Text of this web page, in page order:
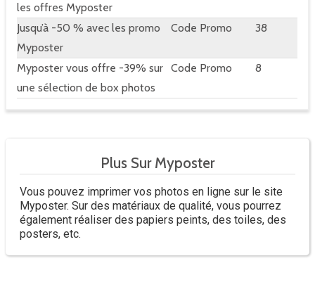
les offres Myposter
Jusqu’à -50 % avec les promo
Myposter
Code Promo 38
Myposter vous offre -39% sur
une sélection de box photos
Code Promo 8
Plus Sur Myposter
Vous pouvez imprimer vos photos en ligne sur le site
Myposter. Sur des matériaux de qualité, vous pourrez
également réaliser des papiers peints, des toiles, des
posters, etc.